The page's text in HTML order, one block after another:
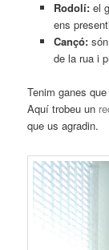
Rodolí:el
ens
Cançó:són
de la rua i
Tenim ganes
Aquí trobeu un
que us agradin.